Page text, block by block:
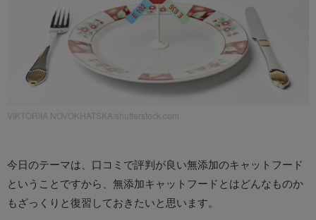
VIKTORIIA NOVOKHATSKA/shutterstock.com
今日のテーマは、口コミで評判が良い無添加のキャットフード
ということですから、無添加キャットフードとはどんなものか
もざっくりと復習しておきたいと思います。